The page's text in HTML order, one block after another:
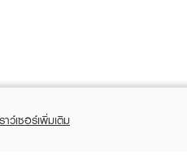
ว์เซอร์เพิ่มเติม